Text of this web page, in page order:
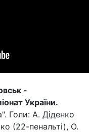
-
України.
Голи: А. Діденко
(22-пенальті), О.